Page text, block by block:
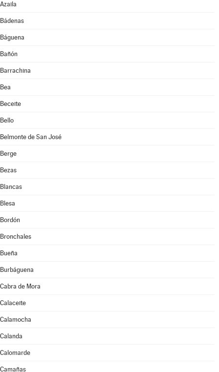
Azaila
Bádenas
Báguena
Bañón
Barrachina
Bea
Beceite
Bello
Belmonte de San José
Berge
Bezas
Blancas
Blesa
Bordón
Bronchales
Bueña
Burbáguena
Cabra de Mora
Calaceite
Calamocha
Calanda
Calomarde
Camañas